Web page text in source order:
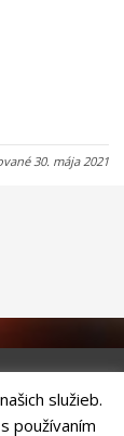
30. mája 2021
– MVI
služieb.
používaním